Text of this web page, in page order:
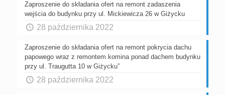
Zaproszenie do składania ofert na remont zadaszenia
wejścia do budynku przy ul. Mickiewicza 26 w Giżycku
28 października 2022
Zaproszenie do składania ofert na remont pokrycia dachu
papowego wraz z remontem komina ponad dachem budynku
przy ul. Traugutta 10 w Giżycku”
28 października 2022